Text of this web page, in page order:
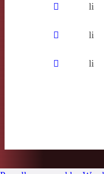
𪅆 li
𪐁 li
𪖂 li